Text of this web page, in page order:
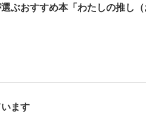
ぶおすすめ本「わたしの推し（
ます